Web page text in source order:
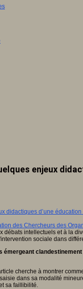
enjeux
des Chercheurs des
intellectuels et à la
sociale dans
cherche à montrer
dans sa modalité
sa faillibilité.